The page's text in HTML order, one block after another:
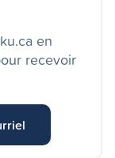
en
recevoir